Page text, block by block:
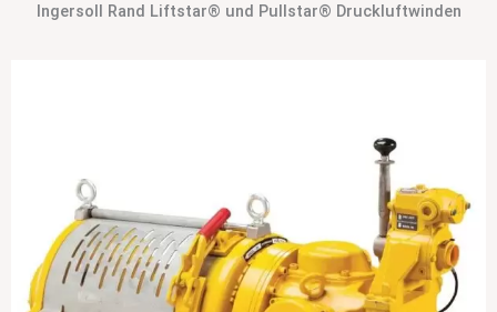
Ingersoll Rand Liftstar® und Pullstar® Druckluftwinden